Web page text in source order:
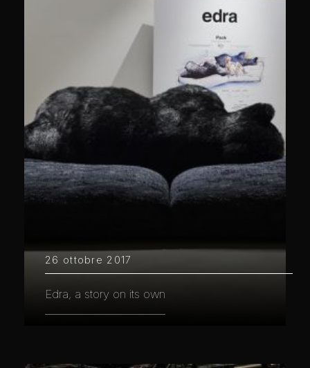
26 ottobre 2017
Edra, a story on its own